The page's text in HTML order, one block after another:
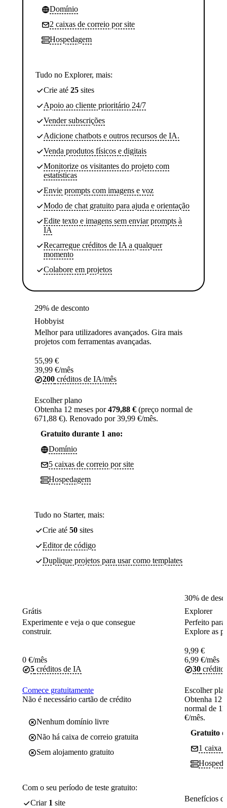
Domínio
2 caixas de correio por site
Hospedagem
Tudo no Explorer, mais:
Crie até 25 sites
Apoio ao cliente prioritário 24/7
Vender subscrições
Adicione chatbots e outros recursos de IA.
Venda produtos físicos e digitais
Monitorize os visitantes do projeto com
estatísticas
Envie prompts com imagens e voz
Modo de chat gratuito para ajuda e orientação
Edite texto e imagens sem enviar prompts à
IA
Recarregue créditos de IA a qualquer
momento
Colabore em projetos
29% de desconto
Hobbyist
Melhor para utilizadores avançados. Gira mais
projetos com ferramentas avançadas.
55,99 €
39,99 €/mês
200 créditos de IA/mês
Escolher plano
Obtenha 12 meses por479,88 € (preço normal de
671,88 €). Renovado por 39,99 €/mês.
Gratuito durante 1 ano:
Domínio
5 caixas de correio por site
Hospedagem
Tudo no Starter, mais:
Crie até 50 sites
Editor de código
Duplique projetos para usar como templates
Grátis
Experimente e veja o que consegue
construir.
0 €/mês
5 créditos de IA
Comece gratuitamente
Não é necessário cartão de crédito
Nenhum domínio livre
Não há caixa de correio gratuita
Sem alojamento gratuito
Com o seu período de teste gratuito:
Criar 1 site
30% de
Explorer
Perfeito
Explore as
9,99 €
6,99 €/mês
30
Escolher
Obtenha 12
normal de
€/mês.
Gratuito
1 caixa
Benefícios